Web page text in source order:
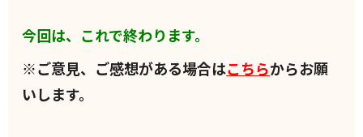
今回は、これで終わります。
※ご意見、ご感想がある場合はこちらからお願
いします。